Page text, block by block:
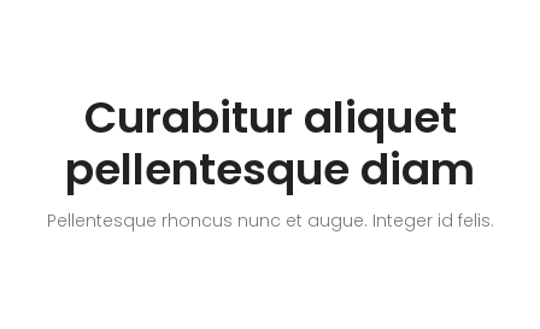
Curabitur aliquet
pellentesque diam
Pellentesque rhoncus nunc et augue. Integer id felis.